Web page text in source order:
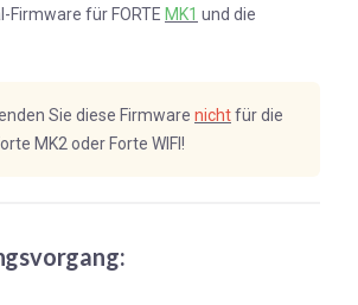
Firmware für FORTE MK1 und die
Sie diese Firmware nichtfür die
MK2 oder Forte WIFI!